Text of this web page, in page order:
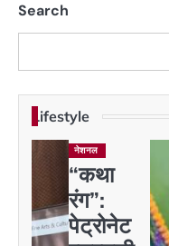
Search
Lifestyle
नेशनल
“कथा
रंग”:
पेट्रोनेट